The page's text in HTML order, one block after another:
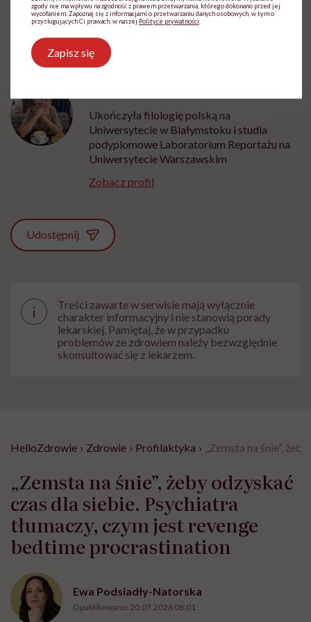
Ukończyła filologię polską na
Uniwersytecie w Białymstoku i studia
podyplomowe Laboratorium Reportażu na
Uniwersytecie Warszawskim
Zobacz profil
Udostępnij
i
Treści zawarte w serwisie mają wyłącznie
charakter informacyjny i nie stanowią porady
lekarskiej. Pamiętaj, że w przypadku
problemów ze zdrowiem należy bezwzględnie
skonsultować się z lekarzem.
HelloZdrowie › Zdrowie › Profilaktyka › „Zemsta na śnie”,
„Zemsta na śnie”, żeby odzyskać
czas dla siebie. Psychiatra
tłumaczy, czym jest revenge
bedtime procrastination
Ewa Podsiadły-Natorska
Opublikowano: 20.07.2026 08:01
zgody nie ma wpływu na zgodność z prawem przetwarzania, którego dokonano przed jej
wycofaniem. Zapoznaj się z informacjami o przetwarzaniu danych osobowych, w tym o
przysługujących Ci prawach, w naszej Polityce prywatności
Zapisz się